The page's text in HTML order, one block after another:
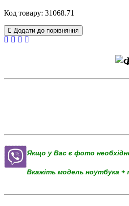
Код товару: 31068.71
Додати до порівняння
Якщо у Вас є фото
Вкажіть модель ноутбука